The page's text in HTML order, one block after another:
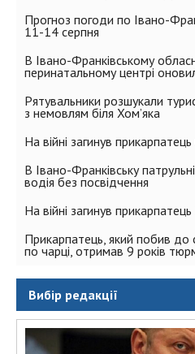
Прогноз погоди по Івано-
11-14 серпня
В Івано-Франківському
перинатальному центрі
Рятувальники розшукали
з немовлям біля Хом’яка
На війні загинув
В Івано-Франківську
водія без посвідчення
На війні загинув
Прикарпатець, який побив до
по чарці, отримав 9 років
Вибір редакції